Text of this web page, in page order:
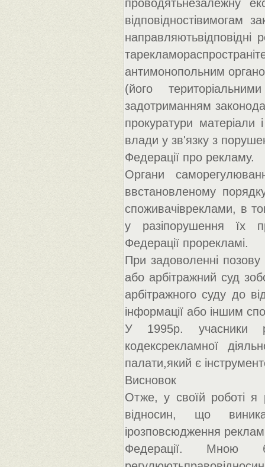
проводятьнезалежну
відповідностівимогам
антимонопольним
(його
задотриманням
прокуратури матеріали
влади у зв'язку з
Федерації про рекламу.
Органи
ввстановленому
споживачівреклами, в
у разіпорушення їх
Федерації прорекламі.
При задоволенні
або арбітражний суд
арбітражного суду до
інформації або іншим
У 1995р. учасники
кодексрекламної
палати,який є
Висновок
Отже, у своїй роботі я
відносин, що
ірозповсюдження
Федерації. Мною